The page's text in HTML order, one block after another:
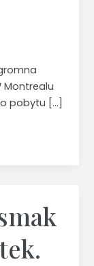
Montrealu
pobytu […]